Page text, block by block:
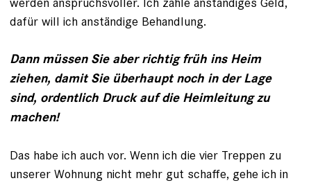
dafür will ich anständige Behandlung.
Dann müssen Sie aber richtig früh ins Heim
ziehen, damit Sie überhaupt noch in der Lage
sind, ordentlich Druck auf die Heimleitung zu
machen!
Das habe ich auch vor. Wenn ich die vier Treppen zu
unserer Wohnung nicht mehr gut schaffe, gehe ich in